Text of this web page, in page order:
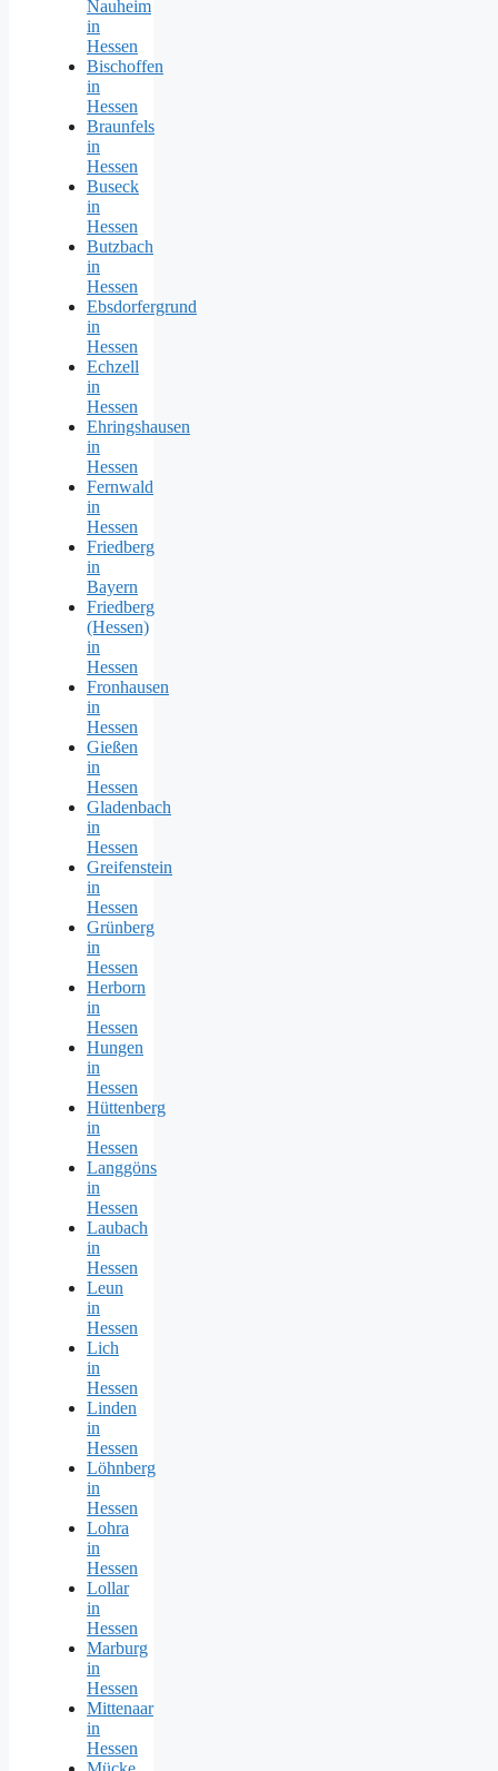
Nauheim
in
Hessen
Bischoffen
in
Hessen
Braunfels
in
Hessen
Buseck
in
Hessen
Butzbach
in
Hessen
Ebsdorfergrund
in
Hessen
Echzell
in
Hessen
Ehringshausen
in
Hessen
Fernwald
in
Hessen
Friedberg
in
Bayern
Friedberg
(Hessen)
in
Hessen
Fronhausen
in
Hessen
Gießen
in
Hessen
Gladenbach
in
Hessen
Greifenstein
in
Hessen
Grünberg
in
Hessen
Herborn
in
Hessen
Hungen
in
Hessen
Hüttenberg
in
Hessen
Langgöns
in
Hessen
Laubach
in
Hessen
Leun
in
Hessen
Lich
in
Hessen
Linden
in
Hessen
Löhnberg
in
Hessen
Lohra
in
Hessen
Lollar
in
Hessen
Marburg
in
Hessen
Mittenaar
in
Hessen